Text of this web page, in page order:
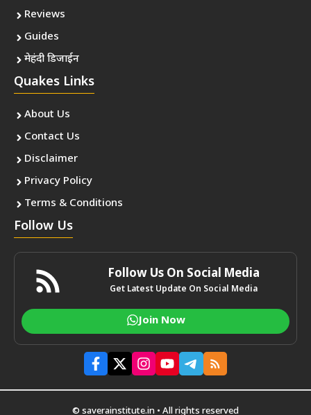
Reviews
Guides
मेहंदी डिजाईन
Quakes Links
About Us
Contact Us
Disclaimer
Privacy Policy
Terms & Conditions
Follow Us
Follow Us On Social Media
Get Latest Update On Social Media
Join Now
© saverainstitute.in • All rights reserved